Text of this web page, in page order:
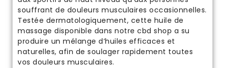
souffrant de douleurs musculaires occasionnelles.
Testée dermatologiquement, cette huile de
massage disponible dans notre cbd shop a su
produire un mélange d’huiles efficaces et
naturelles, afin de soulager rapidement toutes
vos douleurs musculaires.